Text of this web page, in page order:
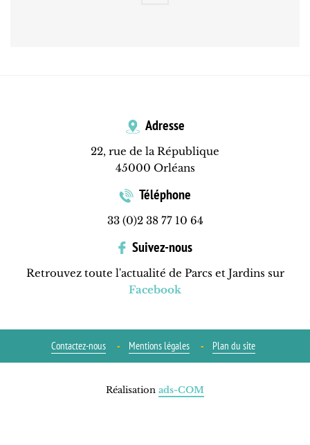
Adresse
22, rue de la République
45000 Orléans
Téléphone
33 (0)2 38 77 10 64
Suivez-nous
Retrouvez toute l'actualité de Parcs et Jardins sur
Facebook
Contactez-nous Mentions légales Plan du site
Réalisation ads-COM